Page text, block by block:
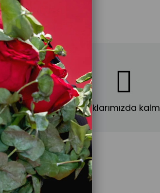
₺129,90
Ürün stoklarımızda
Gelince Haber Ver
Ürün Özellikleri